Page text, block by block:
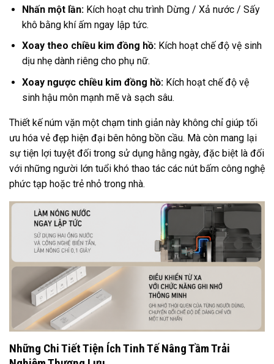
Nhấn một lần:Kích hoạt chu trình Dừng / Xả nước / Sấy
khô bằng khí ấm ngay lập tức.
Xoay theo chiều kim đồng hồ:Kích hoạt chế độ vệ sinh
dịu nhẹ dành riêng cho phụ nữ.
Xoay ngược chiều kim đồng hồ:Kích hoạt chế độ vệ
sinh hậu môn mạnh mẽ và sạch sâu.
Thiết kế núm vặn một chạm tinh giản này không chỉ giúp tối
ưu hóa vẻ đẹp hiện đại bên hông bồn cầu. Mà còn mang lại
sự tiện lợi tuyệt đối trong sử dụng hằng ngày, đặc biệt là đối
với những người lớn tuổi khó thao tác các nút bấm công nghệ
phức tạp hoặc trẻ nhỏ trong nhà.
Những Chi Tiết Tiện Ích Tinh Tế Nâng Tầm Trải